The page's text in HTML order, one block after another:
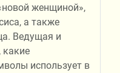
женщиной»,
а также
Ведущая и
использует в